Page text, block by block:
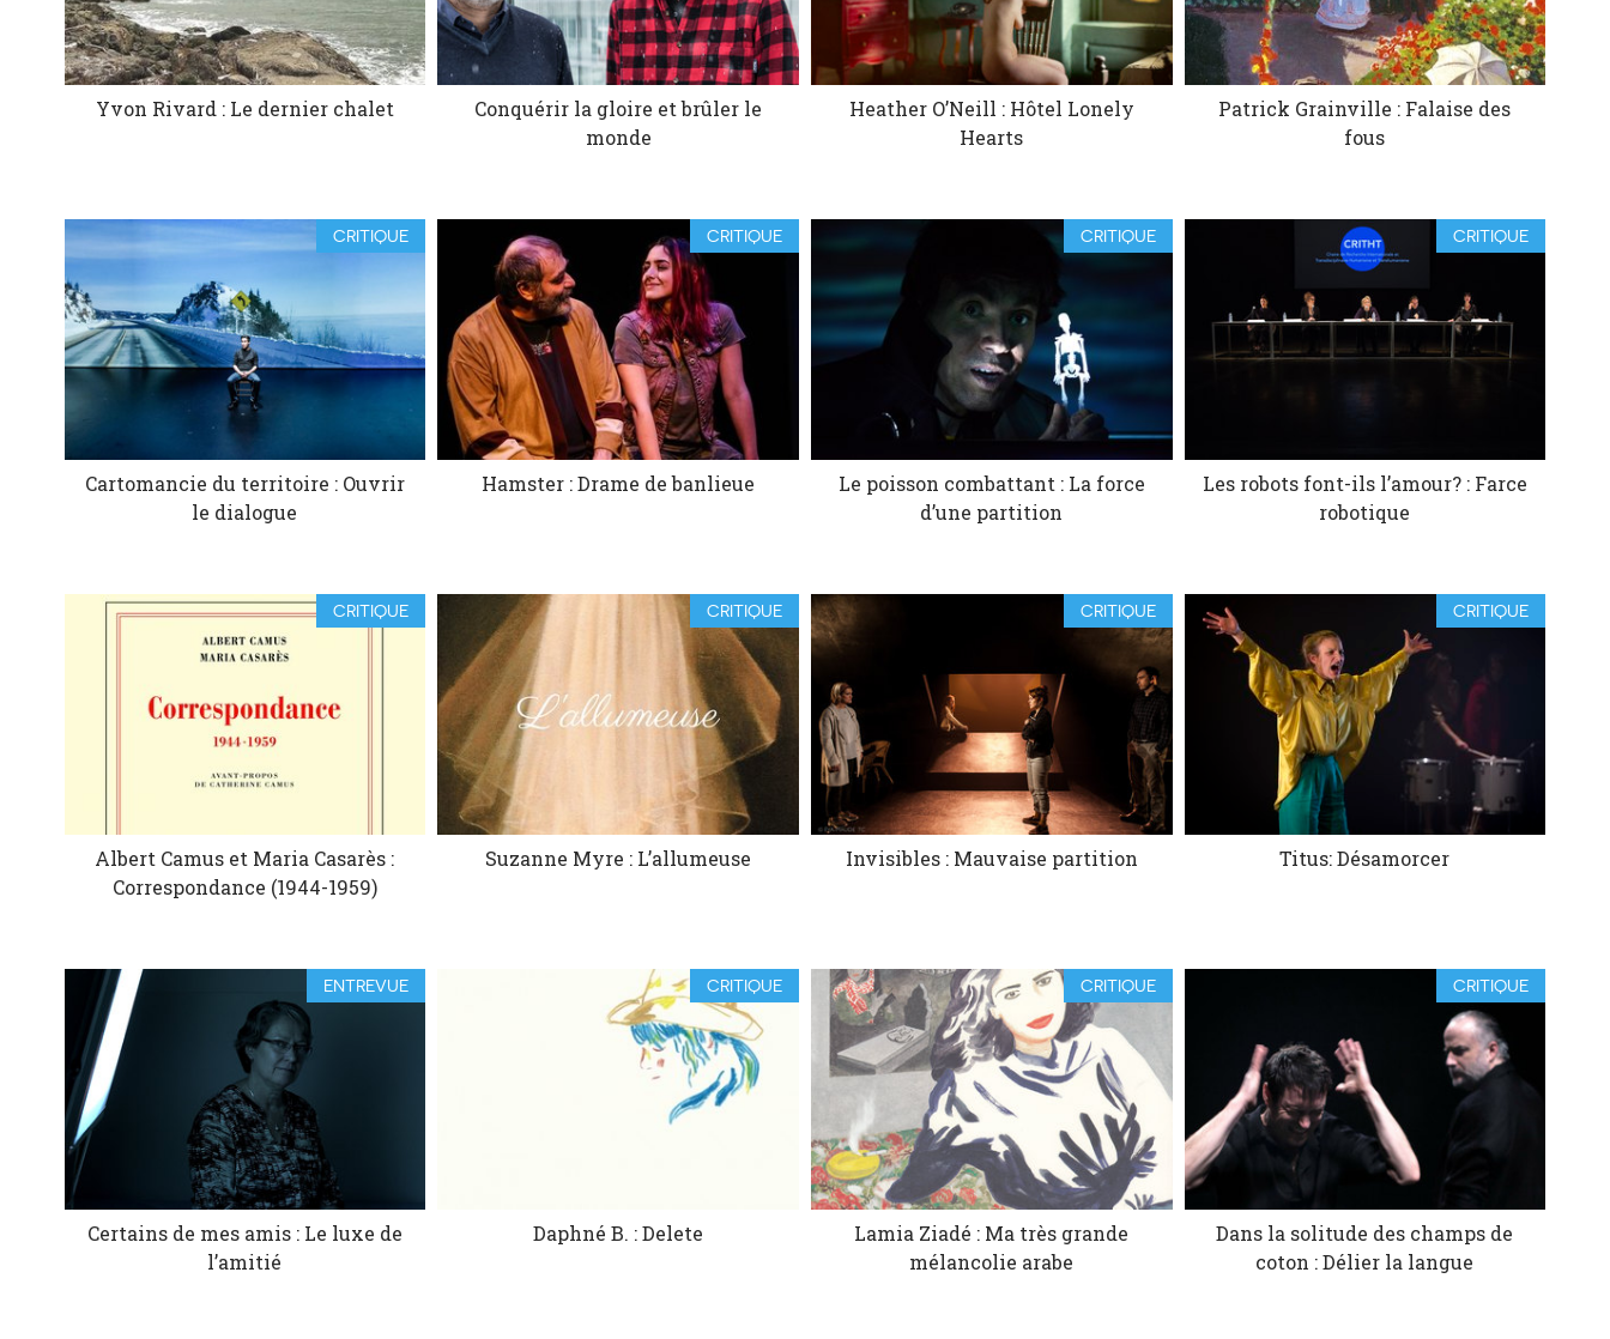
Yvon Rivard : Le dernier chalet
Conquérir la gloire et brûler le
monde
Heather O’Neill : Hôtel Lonely
Hearts
Patrick Grainville : Falaise des
fous
CRITIQUE
Cartomancie du territoire : Ouvrir
le dialogue
CRITIQUE
Hamster : Drame de banlieue
CRITIQUE
Le poisson combattant : La force
d’une partition
CRITIQUE
Les robots font-ils l’amour? : Farce
robotique
CRITIQUE
Albert Camus et Maria Casarès :
Correspondance (1944-1959)
CRITIQUE
Suzanne Myre : L’allumeuse
CRITIQUE
Invisibles : Mauvaise partition
CRITIQUE
Titus: Désamorcer
ENTREVUE
Certains de mes amis : Le luxe de
l’amitié
CRITIQUE
Daphné B. : Delete
CRITIQUE
Lamia Ziadé : Ma très grande
mélancolie arabe
CRITIQUE
Dans la solitude des champs de
coton : Délier la langue